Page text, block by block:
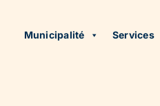
Municipalité Services